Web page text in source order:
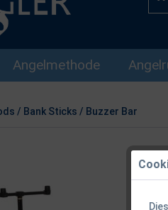
Angelmethode
/ Bank Sticks / Buzzer Bar